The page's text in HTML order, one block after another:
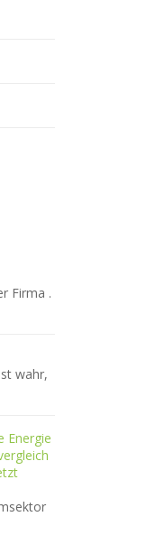
Firma .
wahr,
Energie